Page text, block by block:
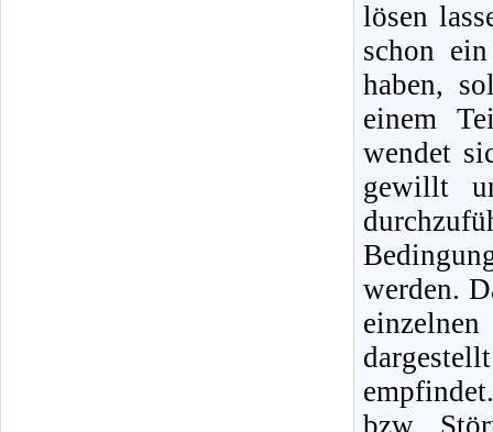
lösen
schon
haben,
einem
wendet
gewillt
werden.
bzw.